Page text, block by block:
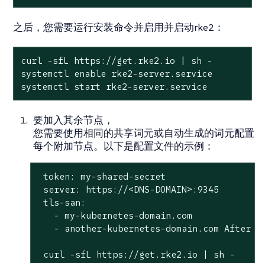
之后，您需要运行安装命令并启用并启动rke2：
curl -sfL https://get.rke2.io | sh -
systemctl enable rke2-server.service
systemctl start rke2-server.service
要加入其余节点，
您需要使用相同的共享词元或自动生成的词元配置
每个附加节点。以下是配置文件的示例：
token: my-shared-secret
server: https://<DNS-DOMAIN>:9345
tls-san:
   - my-kubernetes-domain.com
- another-kubernetes-domain.com After
curl -sfL https://get.rke2.io | sh -